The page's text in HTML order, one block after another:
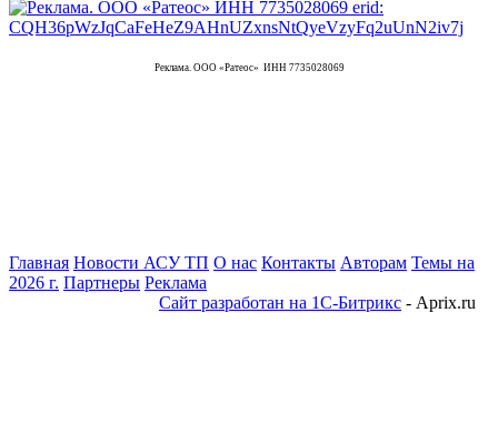
Реклама. ООО «Ратеос» ИНН 7735028069
Главная Новости АСУ ТП О нас Контакты Авторам Темы на
2026 г. Партнеры Реклама
Сайт разработан на 1С-Битрикс - Aprix.ru